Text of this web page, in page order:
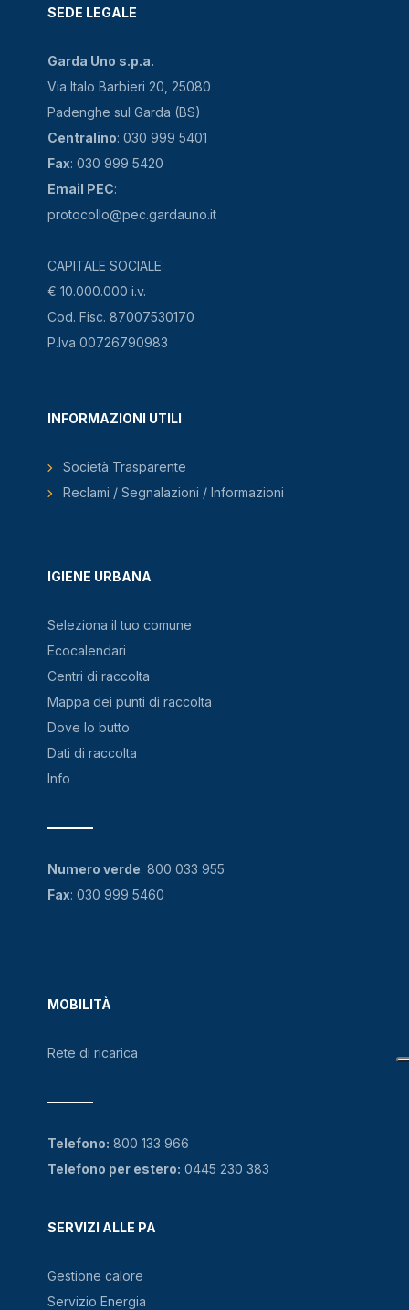
SEDE LEGALE
Garda Uno s.p.a.
Via Italo Barbieri 20, 25080
Padenghe sul Garda (BS)
Centralino: 030 999 5401
Fax: 030 999 5420
Email PEC:
protocollo@pec.gardauno.it
CAPITALE SOCIALE:
€ 10.000.000 i.v.
Cod. Fisc. 87007530170
P.Iva 00726790983
IGIENE URBANA
Seleziona il tuo comune
Ecocalendari
Centri di raccolta
Mappa dei punti di raccolta
Dove lo butto
Dati di raccolta
Info
MOBILITÀ
Rete di ricarica
SERVIZI ALLE PA
Gestione calore
Servizio Energia
INFORMAZIONI UTILI
Società Trasparente
Reclami / Segnalazioni / Informazioni
Numero verde: 800 033 955
Fax: 030 999 5460
Telefono: 800 133 966
Telefono per estero: 0445 230 383